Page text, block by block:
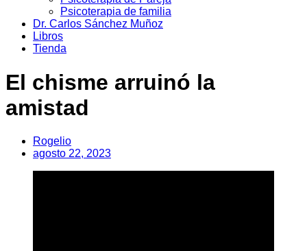
Psicoterapia de familia
Dr. Carlos Sánchez Muñoz
Libros
Tienda
El chisme arruinó la
amistad
Rogelio
agosto 22, 2023